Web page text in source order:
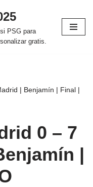
PSG para
gratis.
| Benjamín | Final |
0 – 7
|